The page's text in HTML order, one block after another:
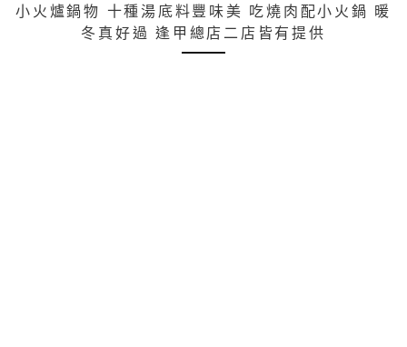
小火爐鍋物 十種湯底料豐味美 吃燒肉配小火鍋 暖
冬真好過 逢甲總店二店皆有提供